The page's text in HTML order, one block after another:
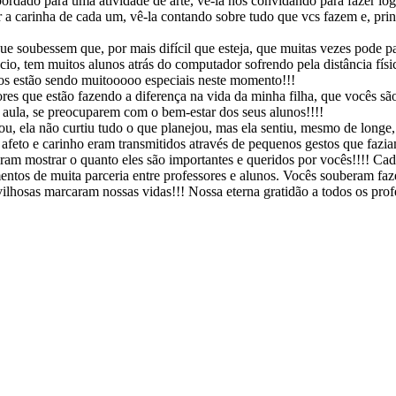
carinha de cada um, vê-la contando sobre tudo que vcs fazem e,
soubessem que, por mais difícil que esteja, que muitas vezes pode
tem muitos alunos atrás do computador sofrendo pela distância
estão sendo muitooooo especiais neste momento!!!
estão fazendo a diferença na vida da minha filha, que vocês
se preocuparem com o bem-estar dos seus alunos!!!!
ela não curtiu tudo o que planejou, mas ela sentiu, mesmo de
e carinho eram transmitidos através de pequenos gestos que
mostrar o quanto eles são importantes e queridos por vocês!!!!
de muita parceria entre professores e alunos. Vocês souberam
marcaram nossas vidas!!! Nossa eterna gratidão a todos os